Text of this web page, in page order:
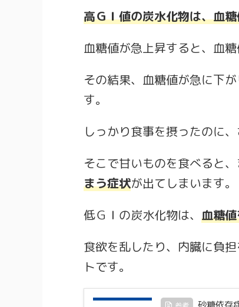
高ＧＩ値の炭水化物は、血
血糖値が急上昇すると、血
その結果、血糖値が急に下が
す。
しっかり食事を摂ったのに
そこで甘いものを食べると
まう症状が出てしまいます。
低ＧＩの炭水化物は、 血糖
食欲を乱したり、内臓に負
トです。